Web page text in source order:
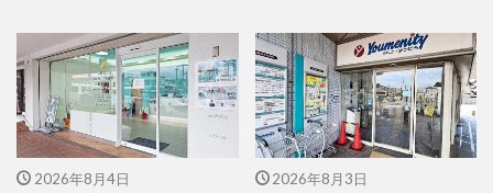
2026年8月4日 2026年8月3日